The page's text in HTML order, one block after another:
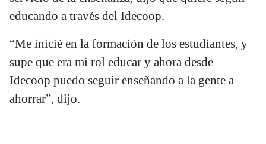
educando a través del Idecoop.
“Me inicié en la formación de los estudiantes, y
supe que era mi rol educar y ahora desde
Idecoop puedo seguir enseñando a la gente a
ahorrar”, dijo.